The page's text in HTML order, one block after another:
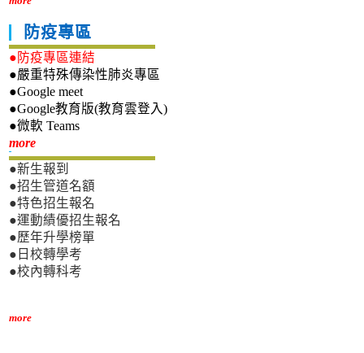
防疫專區
●防疫專區連結
●嚴重特殊傳染性肺炎專區
●Google meet
●Google教育版(教育雲登入)
●微軟 Teams
more新生專區
●新生報到
●招生管道名額
●特色招生報名
●運動績優招生報名
●歷年升學榜單
●日校轉學考
●校內轉科考
more